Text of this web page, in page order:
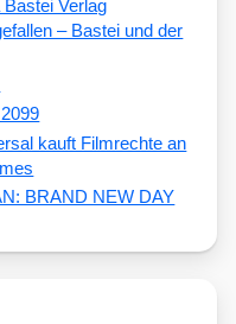
– Bastei und der
kauft Filmrechte an
BRAND NEW DAY